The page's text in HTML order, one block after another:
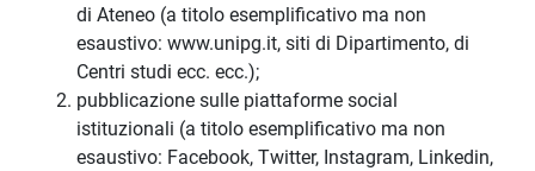
di Ateneo (a titolo esemplificativo ma non
esaustivo: www.unipg.it, siti di Dipartimento, di
Centri studi ecc. ecc.);
pubblicazione sulle piattaforme social
istituzionali (a titolo esemplificativo ma non
esaustivo: Facebook, Twitter, Instagram, Linkedin,